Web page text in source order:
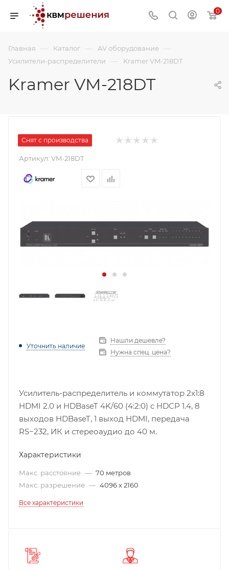
0
Главная — Каталог — AV оборудование —
Усилители-распределители — Kramer VM-218DT
Kramer VM-218DT
Снят с производства
Артикул: VM-218DT
Уточнить наличие
Нашли дешевле?
Нужна спец. цена?
Усилитель-распределитель и коммутатор 2х1:8
HDMI 2.0 и HDBaseT 4K/60 (4:2:0) c HDCP 1.4, 8
выходов HDBaseT, 1 выход HDMI, передача
RS−232, ИК и стереоаудио до 40 м.
Характеристики
Макс. расстояние — 70 метров
Макс. разрешение — 4096 x 2160
Все характеристики